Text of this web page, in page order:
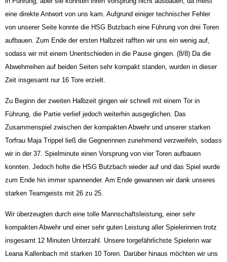
eine direkte Antwort von uns kam. Aufgrund einiger technischer Fehler
von unserer Seite konnte die HSG Butzbach eine Führung von drei Toren
aufbauen. Zum Ende der ersten Halbzeit rafften wir uns ein wenig auf,
sodass wir mit einem Unentschieden in die Pause gingen. (8/8) Da die
Abwehrreihen auf beiden Seiten sehr kompakt standen, wurden in dieser
Zeit insgesamt nur 16 Tore erzielt.
Zu Beginn der zweiten Halbzeit gingen wir schnell mit einem Tor in
Führung, die Partie verlief jedoch weiterhin ausgeglichen. Das
Zusammenspiel zwischen der kompakten Abwehr und unserer starken
Torfrau Maja Trippel ließ die Gegnerinnen zunehmend verzweifeln, sodass
wir in der 37. Spielminute einen Vorsprung von vier Toren aufbauen
konnten. Jedoch holte die HSG Butzbach wieder auf und das Spiel wurde
zum Ende hin immer spannender. Am Ende gewannen wir dank unseres
starken Teamgeists mit 26 zu 25.
Wir überzeugten durch eine tolle Mannschaftsleistung, einer sehr
kompakten Abwehr und einer sehr guten Leistung aller Spielerinnen trotz
insgesamt 12 Minuten Unterzahl. Unsere torgefährlichste Spielerin war
Leana Kallenbach mit starken 10 Toren. Darüber hinaus möchten wir uns